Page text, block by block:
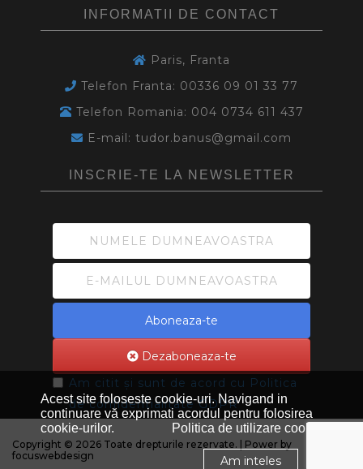
INFORMATII DE CONTACT
Paris, Franta
Telefon Franta: 00336 09 01 33 77
Telefon Romania: 004 0734 611 437
E-mail: tudor.banus@gmail.com
INSCRIE-TE LA NEWSLETTER
Aboneaza-te
Dezaboneaza-te
Am citit și sunt de acord cu Politica
de confidentialitate GDPR
Copyright © 2026 Toate drepturile rezervate. | Power by
focuswebdesign
Acest site foloseste cookie-uri. Navigand in
continuare vă exprimati acordul pentru folosirea
cookie-urilor.
Politica de utilizare cookie
Am inteles